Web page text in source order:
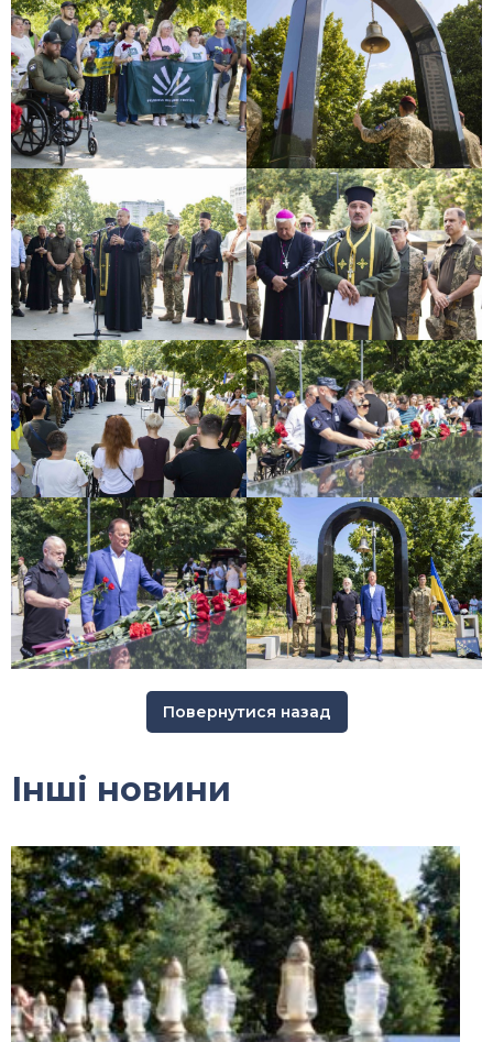
Повернутися назад
Інші новини